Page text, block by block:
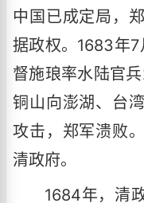
中国已成定局，
据政权。1683年
督施琅率水陆官
铜山向澎湖、台
攻击，郑军溃败
清政府。
1684年，清